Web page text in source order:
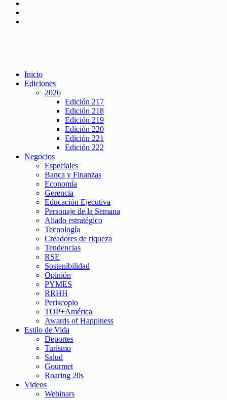
Inicio
Ediciones
2026
Edición 217
Edición 218
Edición 219
Edición 220
Edición 221
Edición 222
Negocios
Especiales
Banca y Finanzas
Economía
Gerencia
Educación Ejecutiva
Personaje de la Semana
Aliado estratégico
Tecnología
Creadores de riqueza
Tendencias
RSE
Sostenibilidad
Opinión
PYMES
RRHH
Periscopio
TOP+América
Awards of Happiness
Estilo de Vida
Deportes
Turismo
Salud
Gourmet
Roaring 20s
Videos
Webinars